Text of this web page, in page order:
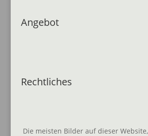
Angebot
Rechtliches
Die meisten Bilder auf dieser